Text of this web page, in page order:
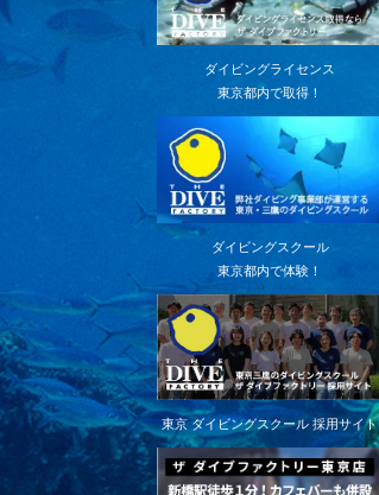
ダイビングライセンス
東京都内で取得！
ダイビングスクール
東京都内で体験！
東京 ダイビングスクール 採用サイト